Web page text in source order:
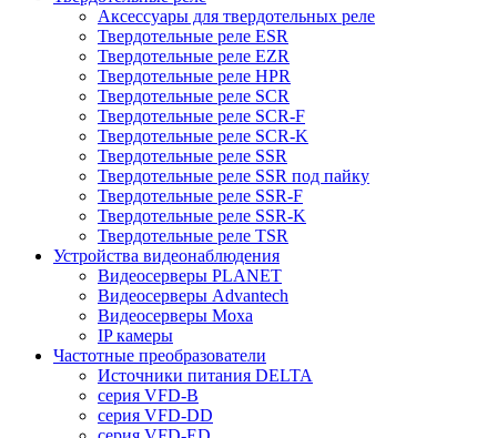
Аксессуары для твердотельных реле
Твердотельные реле ESR
Твердотельные реле EZR
Твердотельные реле HPR
Твердотельные реле SCR
Твердотельные реле SCR-F
Твердотельные реле SCR-K
Твердотельные реле SSR
Твердотельные реле SSR под пайку
Твердотельные реле SSR-F
Твердотельные реле SSR-K
Твердотельные реле TSR
Устройства видеонаблюдения
Видеосерверы PLANET
Видеосерверы Advantech
Видеосерверы Moxa
IP камеры
Частотные преобразователи
Источники питания DELTA
серия VFD-B
серия VFD-DD